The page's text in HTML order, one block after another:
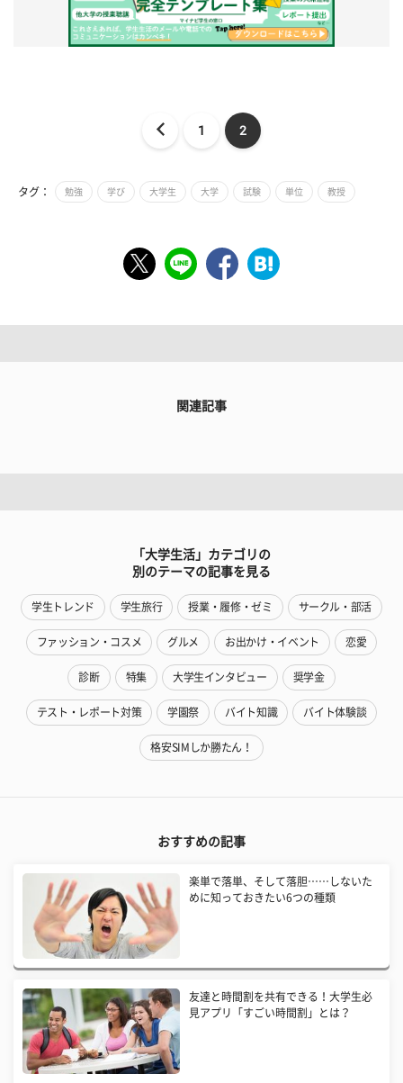
1 2
タグ： 勉強 学び 大学生 大学 試験 単位 教授
関連記事
「大学生活」カテゴリの
別のテーマの記事を見る
学生トレンド 学生旅行 授業・履修・ゼミ サークル・部活
ファッション・コスメ グルメ お出かけ・イベント 恋愛
診断 特集 大学生インタビュー 奨学金
テスト・レポート対策 学園祭 バイト知識 バイト体験談
格安SIMしか勝たん！
おすすめの記事
楽単で落単、そして落胆……しないた
めに知っておきたい6つの種類
友達と時間割を共有できる！大学生必
見アプリ「すごい時間割」とは？